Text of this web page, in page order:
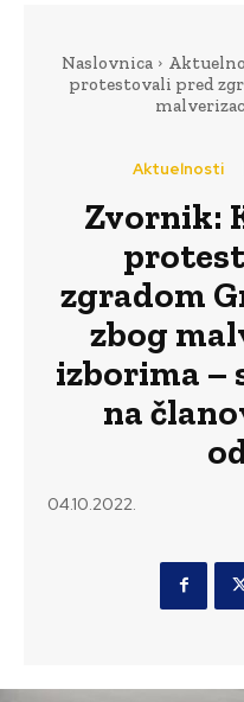
Naslovnica
protestovali pred
Aktuelnosti
Zvornik:
zgradom
zbog
izborima –
na
04.10.2022.